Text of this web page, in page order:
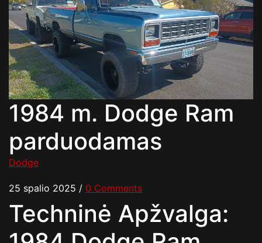
1984 m. Dodge Ram
parduodamas
Dodge
25 spalio 2025 / 0 Comments
Techninė Apžvalga: